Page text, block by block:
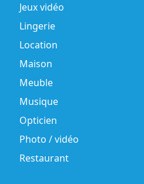
Jeux vidéo
Lingerie
Location
Maison
Meuble
Musique
Opticien
Photo / vidéo
Restaurant